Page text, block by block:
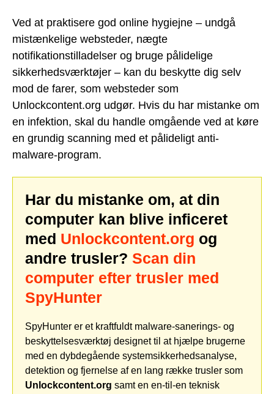
Ved at praktisere god online hygiejne – undgå
mistænkelige websteder, nægte
notifikationstilladelser og bruge pålidelige
sikkerhedsværktøjer – kan du beskytte dig selv
mod de farer, som websteder som
Unlockcontent.org udgør. Hvis du har mistanke om
en infektion, skal du handle omgående ved at køre
en grundig scanning med et pålideligt anti-
malware-program.
Har du mistanke om, at din
computer kan blive inficeret
med Unlockcontent.org og
andre trusler? Scan din
computer efter trusler med
SpyHunter
SpyHunter er et kraftfuldt malware-sanerings- og
beskyttelsesværktøj designet til at hjælpe brugerne
med en dybdegående systemsikkerhedsanalyse,
detektion og fjernelse af en lang række trusler som
Unlockcontent.org samt en en-til-en teknisk